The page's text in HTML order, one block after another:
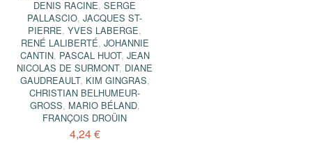
DENIS RACINE,SERGE
PALLASCIO,JACQUES ST-
PIERRE,YVES LABERGE,
RENÉ LALIBERTÉ, JOHANNIE
CANTIN, PASCAL HUOT, JEAN
NICOLAS DE SURMONT, DIANE
GAUDREAULT, KIM GINGRAS,
CHRISTIAN BELHUMEUR-
GROSS, MARIO BÉLAND,
FRANÇOIS DROÜIN
4,24 €